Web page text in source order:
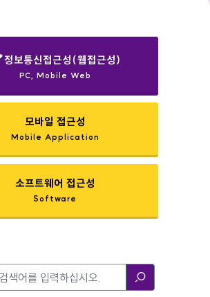
정보통신접근성(웹접근성)
PC, Mobile Web
모바일 접근성
Mobile Application
소프트웨어 접근성
Software